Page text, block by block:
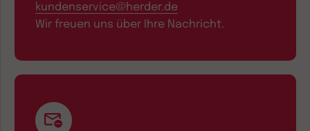
kundenservice@herder.de
Wir freuen uns über Ihre Nachricht.